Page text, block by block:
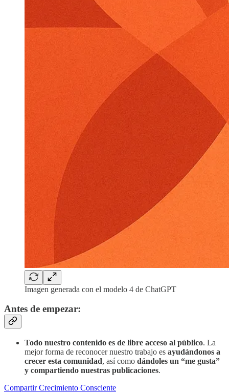
Imagen generada con el modelo 4 de ChatGPT
Antes de empezar:
Todo nuestro contenido es de libre acceso al público. La
mejor forma de reconocer nuestro trabajo es ayudándonos a
crecer esta comunidad, así como dándoles un “me gusta”
y compartiendo nuestras publicaciones.
Compartir Crecimiento Consciente